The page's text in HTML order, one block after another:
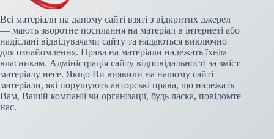
Всі матеріали на даному сайті взяті з відкритих джерел
— мають зворотне посилання на матеріал в інтернеті або
надіслані відвідувачами сайту та надаються виключно
для ознайомлення. Права на матеріали належать їхнім
власникам. Адміністрація сайту відповідальності за зміст
матеріалу несе. Якщо Ви виявили на нашому сайті
матеріали, які порушують авторські права, що належать
Вам, Вашій компанії чи організації, будь ласка, повідомте
нас.